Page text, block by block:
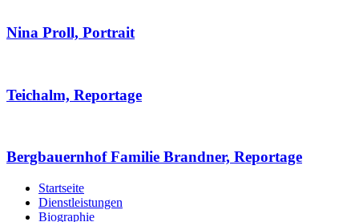
Nina Proll, Portrait
Teichalm, Reportage
Bergbauernhof Familie Brandner, Reportage
Startseite
Dienstleistungen
Biographie